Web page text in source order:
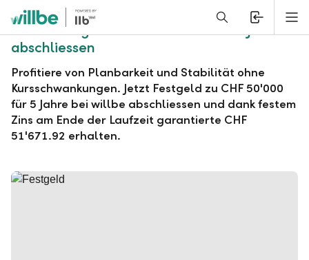
Alerts.Headline
willbe Festgeld zu CHF 50'000 für 5 Jahre
abschliessen
Profitiere von Planbarkeit und Stabilität ohne
Kursschwankungen. Jetzt Festgeld zu CHF 50'000
für 5 Jahre bei willbe abschliessen und dank festem
Zins am Ende der Laufzeit garantierte CHF
51'671.92 erhalten.